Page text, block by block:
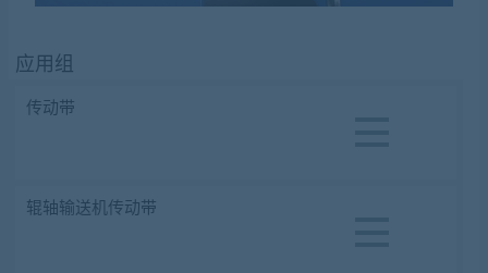
应用组
传动带
辊轴输送机传动带